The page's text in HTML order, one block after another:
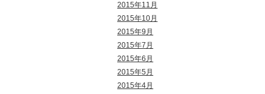
2015年11月
2015年10月
2015年9月
2015年7月
2015年6月
2015年5月
2015年4月